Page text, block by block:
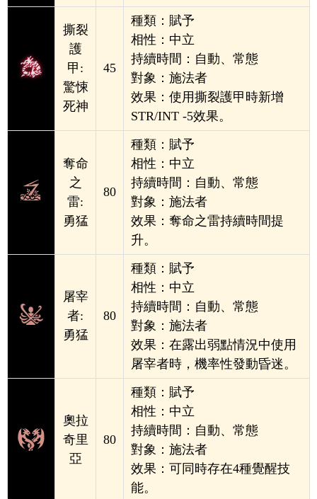
撕裂
護
甲:
驚悚
死神
45
種類：賦予
相性：中立
持續時間： 自動、常態
對象：施法者
效果：使用撕裂護甲時新增
STR/INT -5效果。
奪命
之
雷:
勇猛
80
種類：賦予
相性：中立
持續時間： 自動、常態
對象：施法者
效果：奪命之雷持續時間提
升。
屠宰
者:
勇猛
80
種類：賦予
相性：中立
持續時間： 自動、常態
對象：施法者
效果：在露出弱點情況中使用
屠宰者時，機率性發動昏迷。
奧拉
奇里
亞
80
種類：賦予
相性：中立
持續時間：自動、常態
對象：施法者
效果：可同時存在4種覺醒技
能。